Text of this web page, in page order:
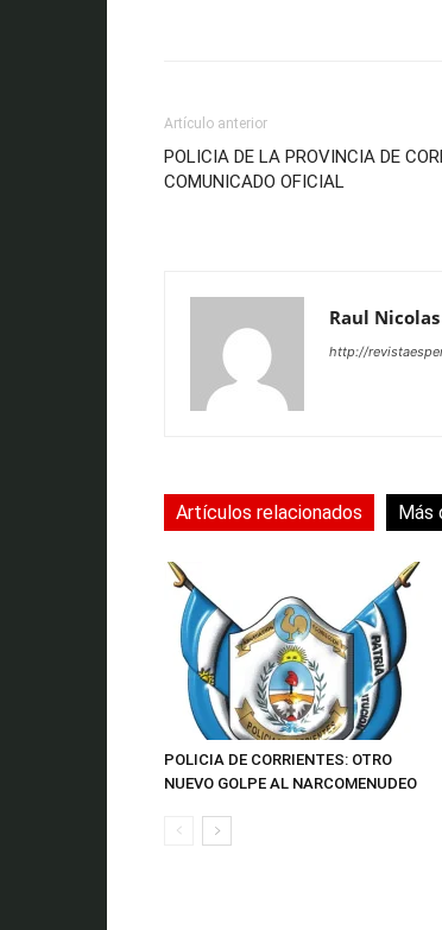
Artículo anterior
POLICIA DE LA PROVINCIA DE
COMUNICADO OFICIAL
Raul
http://
Artículos relacionados Más
POLICIA DE CORRIENTES: OTRO
NUEVO GOLPE AL NARCOMENUDEO